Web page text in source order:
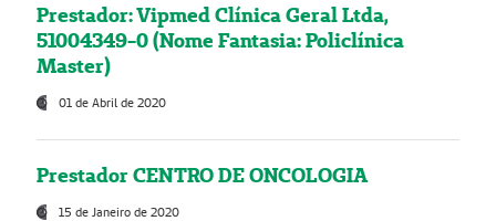
Prestador: Vipmed Clínica Geral Ltda,
51004349-0 (Nome Fantasia: Policlínica
Master)
01 de Abril de 2020
Prestador CENTRO DE ONCOLOGIA
15 de Janeiro de 2020